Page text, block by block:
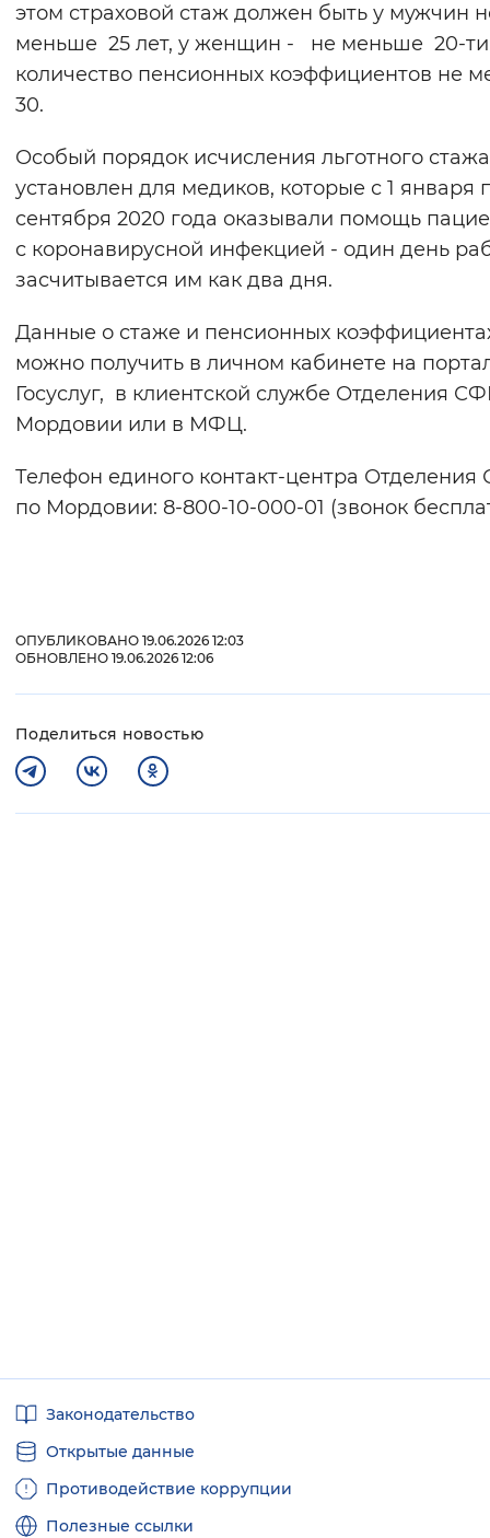
этом страховой стаж должен быть у мужчин
меньше 25 лет, у женщин - не меньше 20-
количество пенсионных коэффициентов не
30.
Особый порядок исчисления льготного стажа
установлен для медиков, которые с 1 января
сентября 2020 года оказывали помощь
с коронавирусной инфекцией - один день
засчитывается им как два дня.
Данные о стаже и пенсионных
можно получить в личном кабинете на
Госуслуг, в клиентской службе Отделения
Мордовии или в МФЦ.
Телефон единого контакт-центра
по Мордовии: 8-800-10-000-01 (звонок
ОПУБЛИКОВАНО 19.06.2026 12:03
ОБНОВЛЕНО 19.06.2026 12:06
Поделиться новостью
ссылкиЗаконодательство
Открытые данные
Противодействие коррупции
Полезные ссылки